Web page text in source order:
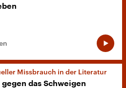
Missbrauch in der Literatur
das Schweigen